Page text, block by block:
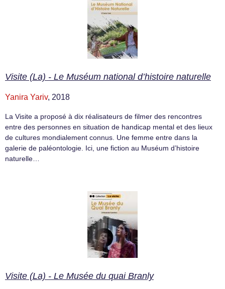
Visite (La) - Le Muséum national d’histoire naturelle
Yanira Yariv, 2018
La Visite a proposé à dix réalisateurs de filmer des rencontres
entre des personnes en situation de handicap mental et des lieux
de cultures mondialement connus. Une femme entre dans la
galerie de paléontologie. Ici, une fiction au Muséum d’histoire
naturelle…
Visite (La) - Le Musée du quai Branly